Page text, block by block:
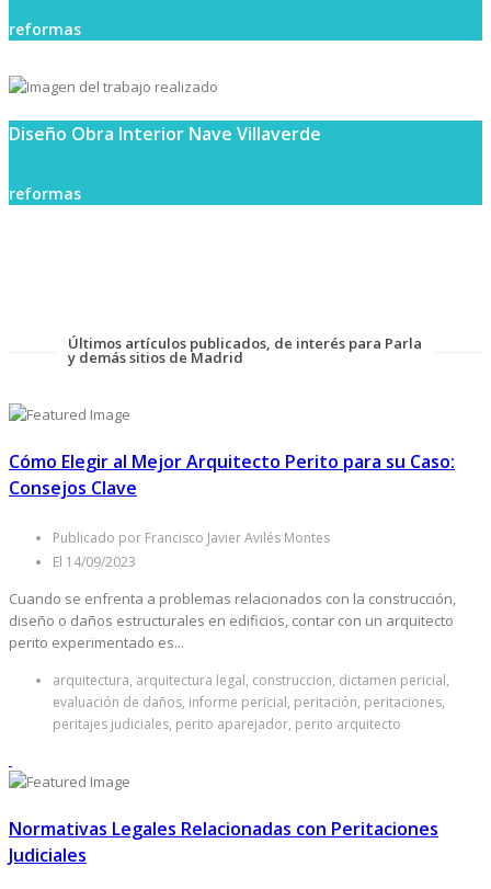
reformas
Diseño Obra Interior Nave Villaverde
reformas
Últimos artículos publicados, de interés para Parla
y demás sitios de Madrid
Cómo Elegir al Mejor Arquitecto Perito para su Caso:
Consejos Clave
Publicado por Francisco Javier Avilés Montes
El 14/09/2023
Cuando se enfrenta a problemas relacionados con la construcción,
diseño o daños estructurales en edificios, contar con un arquitecto
perito experimentado es...
arquitectura, arquitectura legal, construccion, dictamen pericial,
evaluación de daños, informe pericial, peritación, peritaciones,
peritajes judiciales, perito aparejador, perito arquitecto
Normativas Legales Relacionadas con Peritaciones
Judiciales